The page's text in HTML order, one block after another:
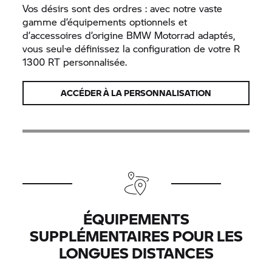
Vos désirs sont des ordres : avec notre vaste
gamme d’équipements optionnels et
d’accessoires d’origine BMW Motorrad adaptés,
vous seul·e définissez la configuration de votre R
1300 RT personnalisée.
ACCÉDER À LA PERSONNALISATION
ÉQUIPEMENTS
SUPPLÉMENTAIRES POUR LES
LONGUES DISTANCES